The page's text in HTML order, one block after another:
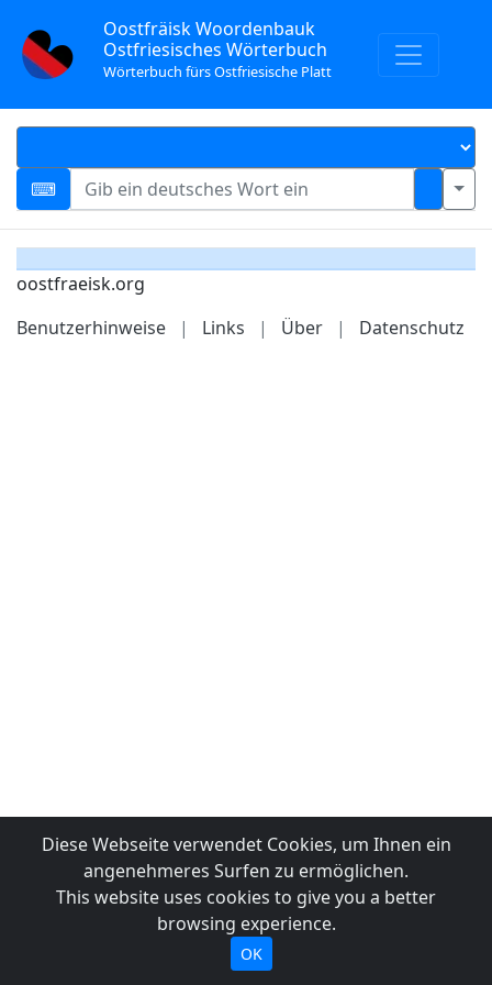
Oostfräisk Woordenbauk
Ostfriesisches Wörterbuch
Wörterbuch fürs Ostfriesische Platt
oostfraeisk.org
Benutzerhinweise
| Links | Über | Datenschutz
Diese Webseite verwendet Cookies, um Ihnen ein
angenehmeres Surfen zu ermöglichen.
This website uses cookies to give you a better
browsing experience.
OK